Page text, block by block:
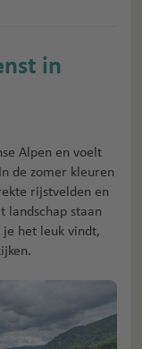
in
Alpen en voelt
de zomer kleuren
rijstvelden en
landschap staan
je het leuk vindt,